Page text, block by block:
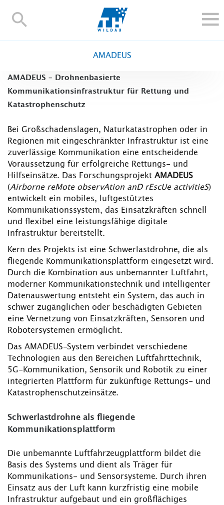
TH-
FORSCHUNG UND TRANSFER
INTERNATIONAL
BESCHÄFTIGTE
Blogs Kontakt und Anfahrt Webmail Moodle
Personensuche
AMADEUS
AMADEUS – Drohnenbasierte
Kommunikationsinfrastruktur für Rettung und
Katastrophenschutz
Bei Großschadenslagen, Naturkatastrophen oder in
Regionen mit eingeschränkter Infrastruktur ist eine
zuverlässige Kommunikation eine entscheidende
Voraussetzung für erfolgreiche Rettungs- und
Hilfseinsätze. Das Forschungsprojekt AMADEUS
(Airborne reMote observAtion anD rEscUe activitieS)
entwickelt ein mobiles, luftgestütztes
Kommunikationssystem, das Einsatzkräften schnell
und flexibel eine leistungsfähige digitale
Infrastruktur bereitstellt.
Kern des Projekts ist eine Schwerlastdrohne, die als
fliegende Kommunikationsplattform eingesetzt wird.
Durch die Kombination aus unbemannter Luftfahrt,
moderner Kommunikationstechnik und intelligenter
Datenauswertung entsteht ein System, das auch in
schwer zugänglichen oder beschädigten Gebieten
eine Vernetzung von Einsatzkräften, Sensoren und
Robotersystemen ermöglicht.
Das AMADEUS-System verbindet verschiedene
Technologien aus den Bereichen Luftfahrttechnik,
5G-Kommunikation, Sensorik und Robotik zu einer
integrierten Plattform für zukünftige Rettungs- und
Katastrophenschutzeinsätze.
Schwerlastdrohne als fliegende
Kommunikationsplattform
Die unbemannte Luftfahrzeugplattform bildet die
Basis des Systems und dient als Träger für
Kommunikations- und Sensorsysteme. Durch ihren
Einsatz aus der Luft kann kurzfristig eine mobile
Infrastruktur aufgebaut und ein großflächiges